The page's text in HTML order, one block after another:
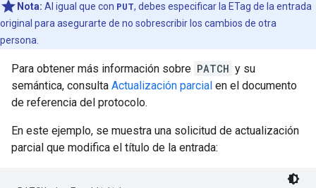
Nota: Al igual que con PUT, debes especificar la ETag de la entrada
original para asegurarte de no sobrescribir los cambios de otra
persona.
Para obtener más información sobre PATCH y su
semántica, consulta Actualización parcial en el documento
de referencia del protocolo.
En este ejemplo, se muestra una solicitud de actualización
parcial que modifica el título de la entrada: